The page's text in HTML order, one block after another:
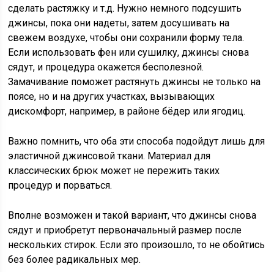
сделать растяжку и т.д. Нужно немного подсушить
джинсы, пока они надеты, затем досушивать на
свежем воздухе, чтобы они сохранили форму тела.
Если использовать фен или сушилку, джинсы снова
сядут, и процедура окажется бесполезной.
Замачивание поможет растянуть джинсы не только на
поясе, но и на других участках, вызывающих
дискомфорт, например, в районе бёдер или ягодиц.
Важно помнить, что оба эти способа подойдут лишь для
эластичной джинсовой ткани. Материал для
классических брюк может не пережить таких
процедур и порваться.
Вполне возможен и такой вариант, что джинсы снова
сядут и приобретут первоначальный размер после
нескольких стирок. Если это произошло, то не обойтись
без более радикальных мер.